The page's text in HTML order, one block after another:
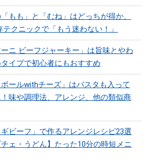
もも」と「むね」はどっちが得か、
クニックで「もう迷わない！」
ニ ビーフジャーキー」は旨味とやわ
イプで初心者にもおすすめ
ールwithチーズ」はパスタも入って
味や調理法、アレンジ、他の類似商
ビーフ」で作るアレンジレシピ23選
チェ・うどん】たった10分の時短メニ